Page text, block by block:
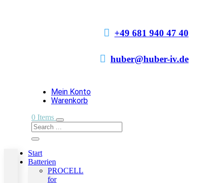
 +49 681 940 47 40
 huber@huber-iv.de
Mein Konto
Warenkorb
0 Items
Start
Batterien
PROCELL
for